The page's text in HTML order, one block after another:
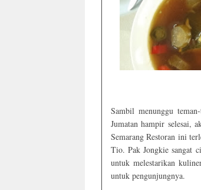
Sambil menunggu
Jumatan hampir selesai,
Semarang Restoran ini
Tio. Pak Jongkie sangat
untuk melestarikan
untuk pengunjungnya.